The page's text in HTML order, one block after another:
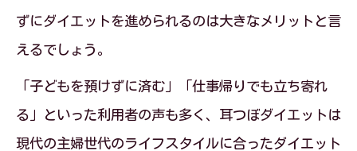
ずにダイエットを進められるのは大きなメリットと言
えるでしょう。
「子どもを預けずに済む」「仕事帰りでも立ち寄れ
る」といった利用者の声も多く、耳つぼダイエットは
現代の主婦世代のライフスタイルに合ったダイエット